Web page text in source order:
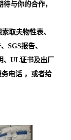
与你的合作，
取夫物性表、
SGS报告、
UL证书及出厂
电话 ，或者给